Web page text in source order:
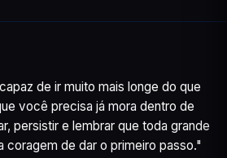
de ir muito mais longe do que
você precisa já mora dentro de
persistir e lembrar que toda grande
coragem de dar o primeiro passo."